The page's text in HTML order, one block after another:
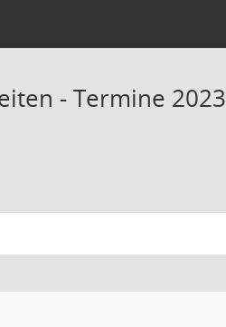
- Termine 2023